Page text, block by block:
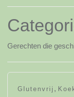
Gerechten die
Glutenvrij ,